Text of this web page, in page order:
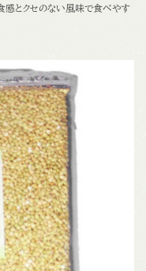
感とクセのない風味で食べやす